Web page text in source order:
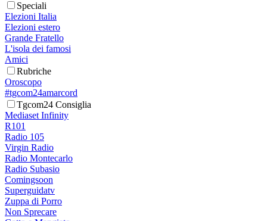
Speciali
Elezioni Italia
Elezioni estero
Grande Fratello
L'isola dei famosi
Amici
Rubriche
Oroscopo
#tgcom24amarcord
Tgcom24 Consiglia
Mediaset Infinity
R101
Radio 105
Virgin Radio
Radio Montecarlo
Radio Subasio
Comingsoon
Superguidatv
Zuppa di Porro
Non Sprecare